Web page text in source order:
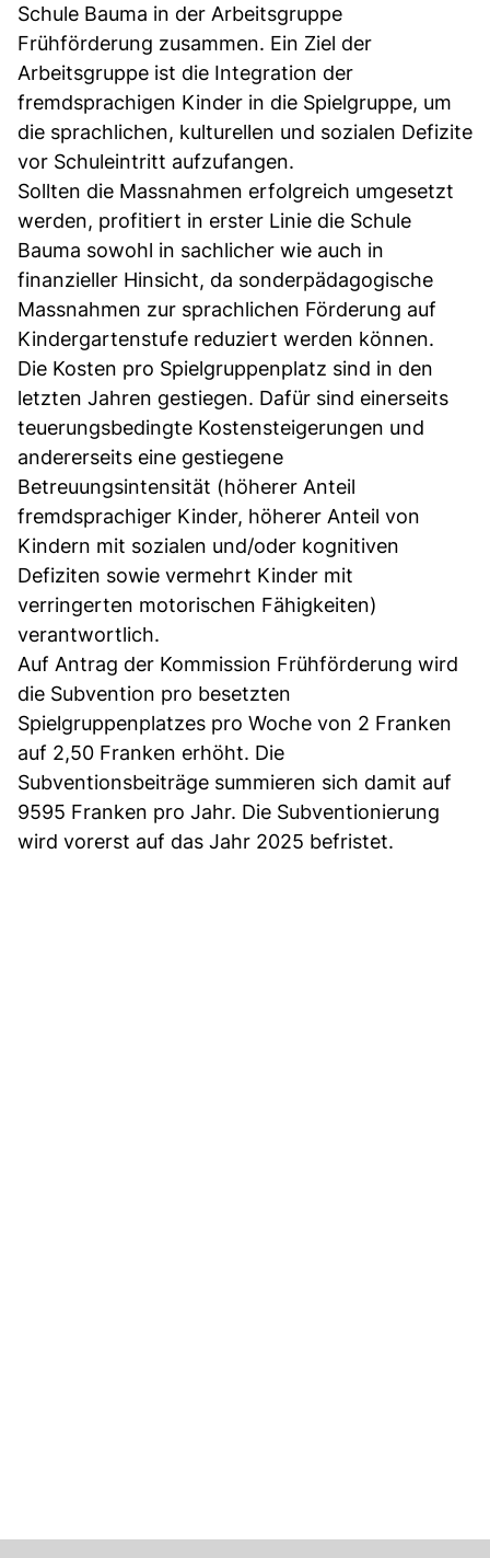
Schule Bauma in der Arbeitsgruppe
Frühförderung zusammen. Ein Ziel der
Arbeitsgruppe ist die Integration der
fremdsprachigen Kinder in die Spielgruppe, um
die sprachlichen, kulturellen und sozialen Defizite
vor Schuleintritt aufzufangen.
Sollten die Massnahmen erfolgreich umgesetzt
werden, profitiert in erster Linie die Schule
Bauma sowohl in sachlicher wie auch in
finanzieller Hinsicht, da sonderpädagogische
Massnahmen zur sprachlichen Förderung auf
Kindergartenstufe reduziert werden können.
Die Kosten pro Spielgruppenplatz sind in den
letzten Jahren gestiegen. Dafür sind einerseits
teuerungsbedingte Kostensteigerungen und
andererseits eine gestiegene
Betreuungsintensität (höherer Anteil
fremdsprachiger Kinder, höherer Anteil von
Kindern mit sozialen und/oder kognitiven
Defiziten sowie vermehrt Kinder mit
verringerten motorischen Fähigkeiten)
verantwortlich.
Auf Antrag der Kommission Frühförderung wird
die Subvention pro besetzten
Spielgruppenplatzes pro Woche von 2 Franken
auf 2,50 Franken erhöht. Die
Subventionsbeiträge summieren sich damit auf
9595 Franken pro Jahr. Die Subventionierung
wird vorerst auf das Jahr 2025 befristet.